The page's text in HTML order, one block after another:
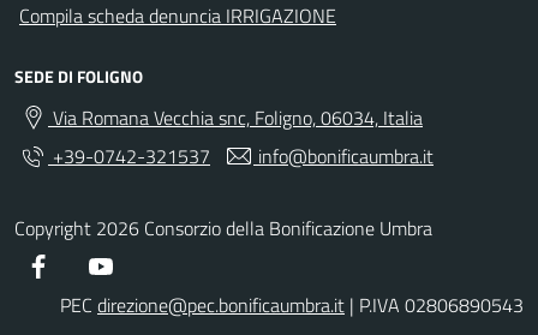
Compila scheda denuncia IRRIGAZIONE
SEDE DI FOLIGNO
Via Romana Vecchia snc, Foligno, 06034, Italia
+39-0742-321537
info@bonificaumbra.it
Copyright 2026 Consorzio della Bonificazione Umbra
Facebook
PEC direzione@pec.bonificaumbra.it | P.IVA 02806890543